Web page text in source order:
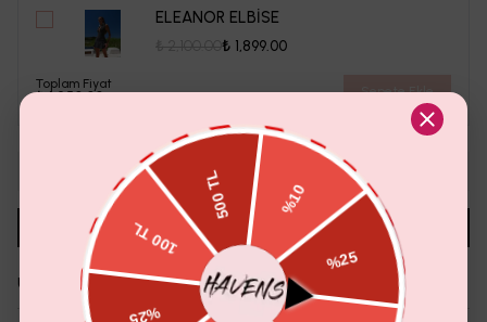
ELEANOR ELBİSE
₺ 1,899.00
Toplam Fiyat
₺ 1,250.00 Sepete Ekle
Sepete Ekle
Aradığın Beden Tükendi Mi? Whatsapp'tan Sor
Ürün Detayı